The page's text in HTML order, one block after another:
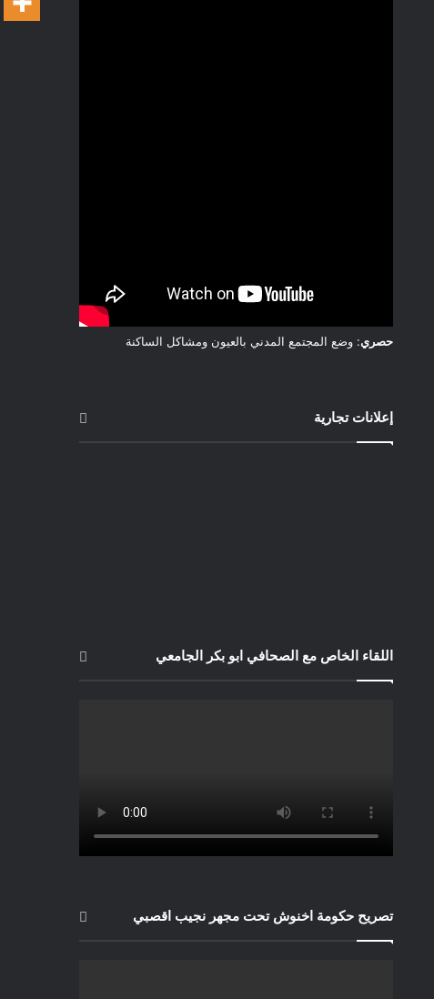
حصري: وضع المجتمع المدني بالعيون ومشاكل الساكنة
إعلانات تجارية
اللقاء الخاص مع الصحافي ابو بكر الجامعي
تصريح حكومة اخنوش تحت مجهر نجيب اقصبي